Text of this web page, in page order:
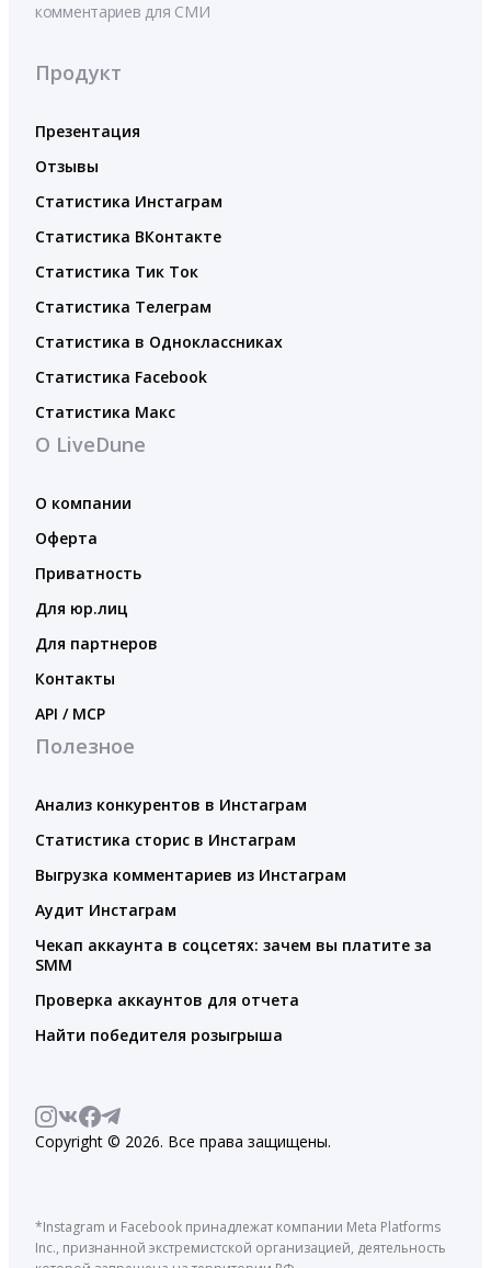
комментариев для СМИ
Продукт
Презентация
Отзывы
Статистика Инстаграм
Статистика ВКонтакте
Статистика Тик Ток
Статистика Телеграм
Статистика в Одноклассниках
Статистика Facebook
Статистика Макс
О LiveDune
О компании
Оферта
Приватность
Для юр.лиц
Для партнеров
Контакты
API / MCP
Полезное
Анализ конкурентов в Инстаграм
Статистика сторис в Инстаграм
Выгрузка комментариев из Инстаграм
Аудит Инстаграм
Чекап аккаунта в соцсетях: зачем вы платите за
SMM
Проверка аккаунтов для отчета
Найти победителя розыгрыша
Copyright © 2026. Все права защищены.
*Instagram и Facebook принадлежат компании Meta Platforms
Inc., признанной экстремистской организацией, деятельность